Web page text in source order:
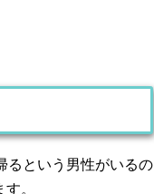
るという男性がいるの
。